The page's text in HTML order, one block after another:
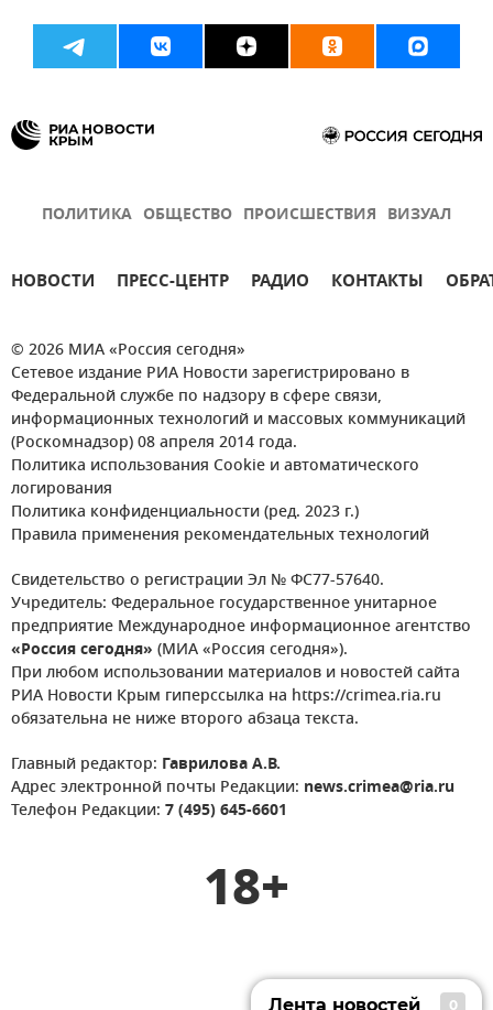
ПОЛИТИКА ОБЩЕСТВО ПРОИСШЕСТВИЯ ВИЗУАЛ
НОВОСТИ ПРЕСС-ЦЕНТР РАДИО КОНТАКТЫ
© 2026 МИА «Россия сегодня»
Сетевое издание РИА Новости зарегистрировано в
Федеральной службе по надзору в сфере связи,
информационных технологий и массовых коммуникаций
(Роскомнадзор) 08 апреля 2014 года.
Политика использования Cookie и автоматического
логирования
Политика конфиденциальности (ред. 2023 г.)
Правила применения рекомендательных технологий
Свидетельство о регистрации Эл № ФС77-57640.
Учредитель: Федеральное государственное унитарное
предприятие Международное информационное агентство
«Россия сегодня» (МИА «Россия сегодня»).
При любом использовании материалов и новостей сайта
РИА Новости Крым гиперссылка на https://crimea.ria.ru
обязательна не ниже второго абзаца текста.
Главный редактор: Гаврилова А.В.
Адрес электронной почты Редакции: news.crimea@ria.ru
Телефон Редакции: 7 (495) 645-6601
18+
Лента новостей 0